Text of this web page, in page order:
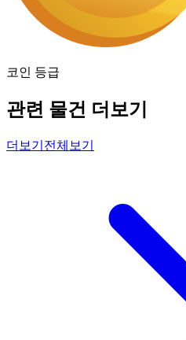
코인 등급
관련 물건 더보기
더보기 전체보기